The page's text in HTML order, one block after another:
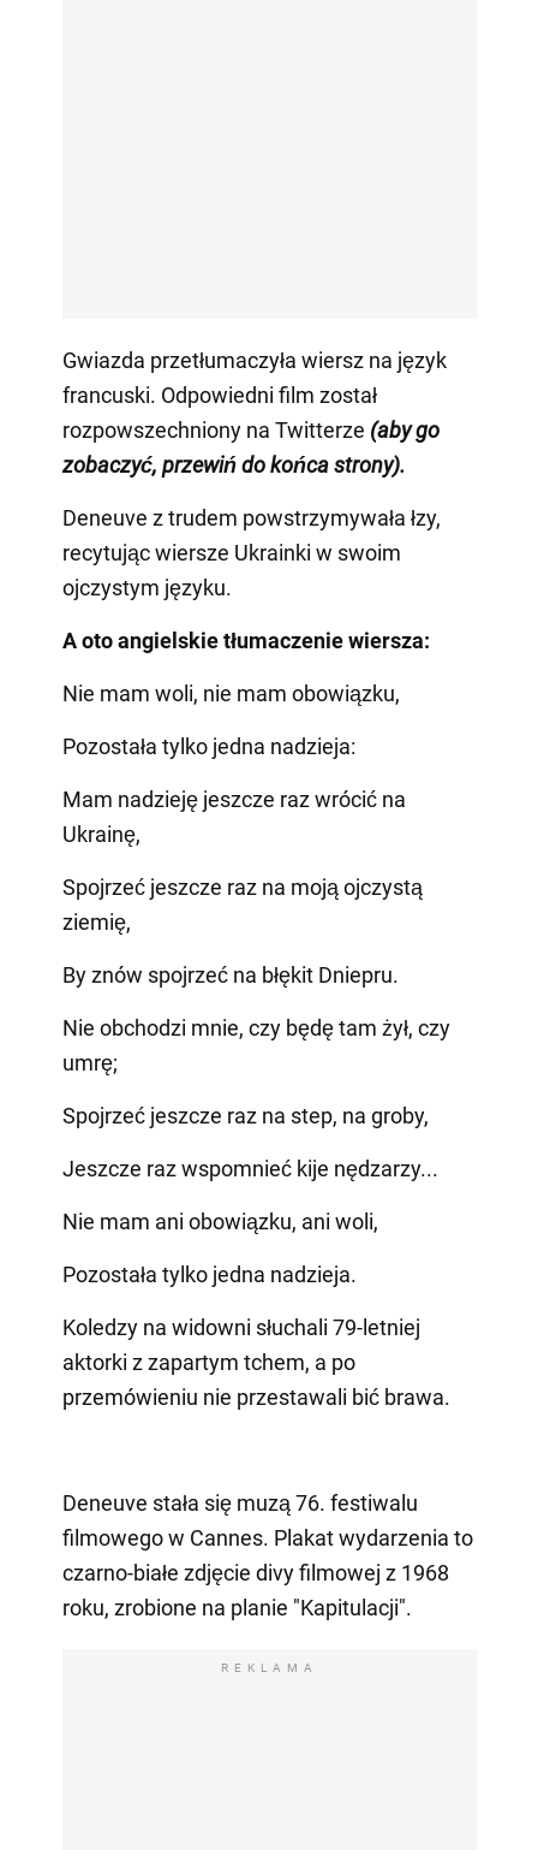
Gwiazda przetłumaczyła wiersz na język
francuski. Odpowiedni film został
rozpowszechniony na Twitterze (aby go
zobaczyć, przewiń do końca strony).
Deneuve z trudem powstrzymywała łzy,
recytując wiersze Ukrainki w swoim
ojczystym języku.
A oto angielskie tłumaczenie wiersza:
Nie mam woli, nie mam obowiązku,
Pozostała tylko jedna nadzieja:
Mam nadzieję jeszcze raz wrócić na
Ukrainę,
Spojrzeć jeszcze raz na moją ojczystą
ziemię,
By znów spojrzeć na błękit Dniepru.
Nie obchodzi mnie, czy będę tam żył, czy
umrę;
Spojrzeć jeszcze raz na step, na groby,
Jeszcze raz wspomnieć kije nędzarzy...
Nie mam ani obowiązku, ani woli,
Pozostała tylko jedna nadzieja.
Koledzy na widowni słuchali 79-letniej
aktorki z zapartym tchem, a po
przemówieniu nie przestawali bić brawa.
Deneuve stała się muzą 76. festiwalu
filmowego w Cannes. Plakat wydarzenia to
czarno-białe zdjęcie divy filmowej z 1968
roku, zrobione na planie "Kapitulacji".
REKLAMA